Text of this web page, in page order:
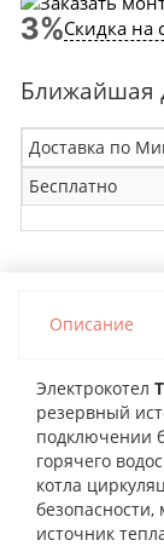
Скидка на
Ближайшая
Доставка по
Бесплатно
Описание
Электрокотел
резервный
подключении
горячего
котла
безопасности,
источник